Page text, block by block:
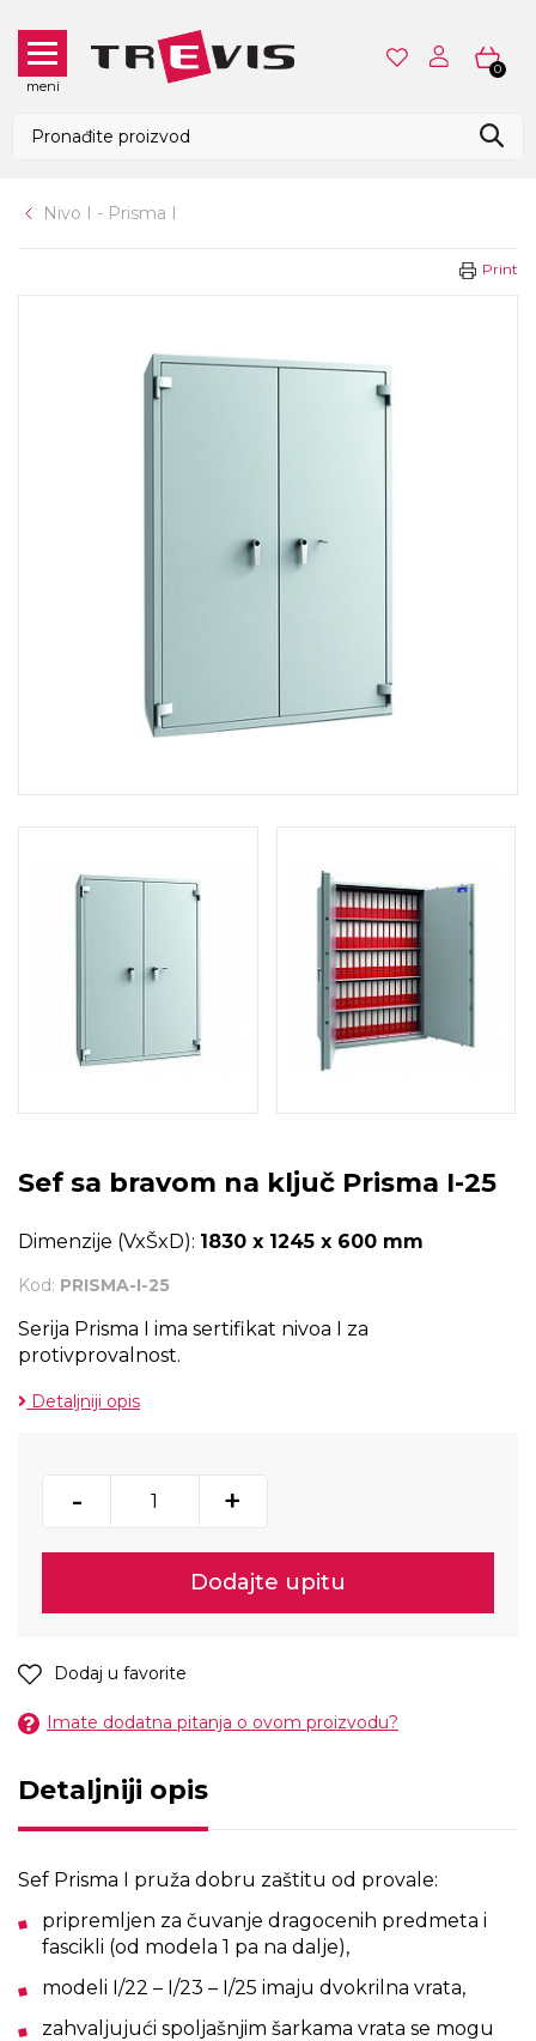
meni
0
Nivo I - Prisma I
Print
Sef sa bravom na ključ Prisma I-25
Dimenzije (VxŠxD): 1830 x 1245 x 600 mm
Kod: PRISMA-I-25
Serija Prisma I ima sertifikat nivoa I za
protivprovalnost.
Detaljniji opis
- +
Dodajte upitu
Dodaj u favorite
Imate dodatna pitanja o ovom proizvodu?
Detaljniji opis
Sef Prisma I pruža dobru zaštitu od provale:
pripremljen za čuvanje dragocenih predmeta i
fascikli (od modela 1 pa na dalje),
modeli I/22 – I/23 – I/25 imaju dvokrilna vrata,
zahvaljujući spoljašnjim šarkama vrata se mogu